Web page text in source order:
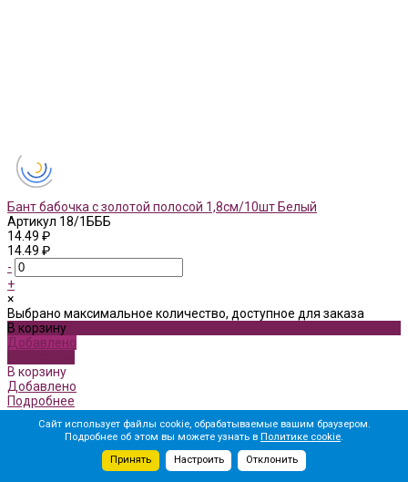
Бант бабочка с золотой полосой 1,8см/10шт Белый
Артикул 18/1БББ
14.49 ₽
14.49 ₽
-
+
×
Выбрано максимальное количество, доступное для заказа
В корзину
Добавлено
В корзину
Добавлено
Подробнее
Общая стоимость
Сайт использует файлы cookie, обрабатываемые вашим браузером.
Подробнее об этом вы можете узнать в Политике cookie.
Принять
Настроить Отклонить